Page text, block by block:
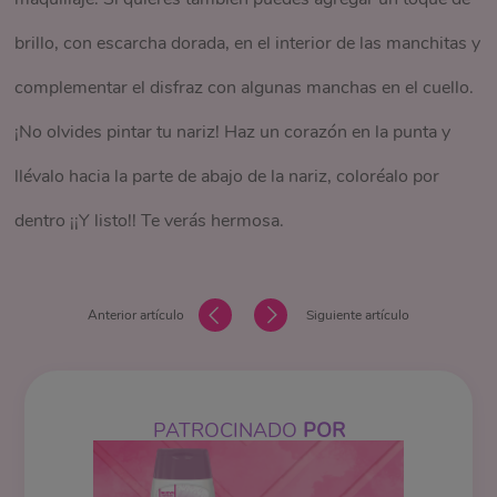
brillo, con escarcha dorada, en el interior de las manchitas y
complementar el disfraz con algunas manchas en el cuello.
¡No olvides pintar tu nariz! Haz un corazón en la punta y
llévalo hacia la parte de abajo de la nariz, coloréalo por
dentro ¡¡Y listo!! Te verás hermosa.
olvides compartirnos tus fotos cuando estés usándolo. Lo
mejor es que puedes pedirle ayuda a tu mamá para que tus
maquillajes queden perfectos, y seas el alma de la fiesta de
disfraces. ¡¡Feliz Halloween!!
Anterior artículo Siguiente artículo
PATROCINADO POR